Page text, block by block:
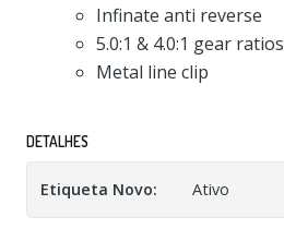
Infinate anti reverse
5.0:1 & 4.0:1 gear ratios
Metal line clip
DETALHES
Etiqueta Novo: Ativo